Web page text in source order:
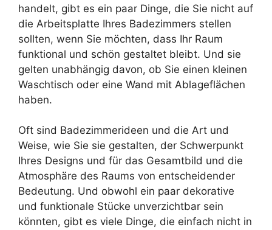
handelt, gibt es ein paar Dinge, die Sie nicht auf
die Arbeitsplatte Ihres Badezimmers stellen
sollten, wenn Sie möchten, dass Ihr Raum
funktional und schön gestaltet bleibt. Und sie
gelten unabhängig davon, ob Sie einen kleinen
Waschtisch oder eine Wand mit Ablageflächen
haben.
Oft sind Badezimmerideen und die Art und
Weise, wie Sie sie gestalten, der Schwerpunkt
Ihres Designs und für das Gesamtbild und die
Atmosphäre des Raums von entscheidender
Bedeutung. Und obwohl ein paar dekorative
und funktionale Stücke unverzichtbar sein
könnten, gibt es viele Dinge, die einfach nicht in